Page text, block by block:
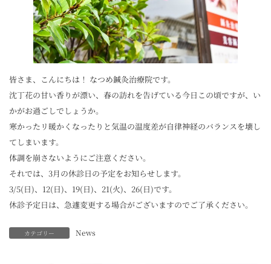
皆さま、こんにちは！ なつめ鍼灸治療院です。
沈丁花の甘い香りが漂い、春の訪れを告げている今日この頃ですが、い
かがお過ごしでしょうか。
寒かったリ暖かくなったりと気温の温度差が自律神経のバランスを壊し
てしまいます。
体調を崩さないようにご注意ください。
それでは、3月の休診日の予定をお知らせします。
3/5(日)、12(日)、19(日)、21(火)、26(日)です。
休診予定日は、急遽変更する場合がございますのでご了承ください。
カテゴリー News